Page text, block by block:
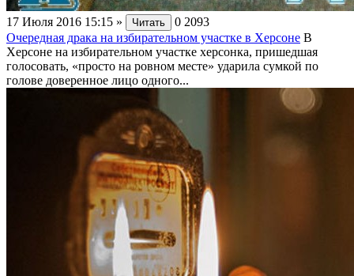
17 Июля 2016 15:15 » Читать 0 2093
Очередная драка на избирательном участке в Херсоне В
Херсоне на избирательном участке херсонка, пришедшая
голосовать, «просто на ровном месте» ударила сумкой по
голове доверенное лицо одного...